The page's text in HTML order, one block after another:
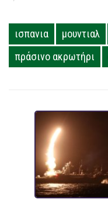
ισπανια μουντιαλ
πράσινο ακρωτήρι